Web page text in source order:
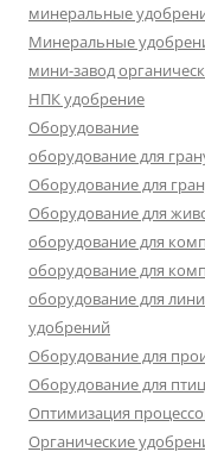
минеральные
Минеральные
мини-завод
НПК удобрение
Оборудование
оборудование для
Оборудование для
Оборудование для
оборудование для
оборудование для
оборудование для
удобрений
Оборудование для
Оборудование для
Оптимизация
Органические